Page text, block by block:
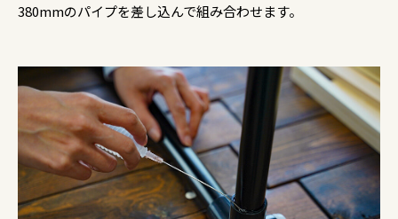
380mmのパイプを差し込んで組み合わせます。